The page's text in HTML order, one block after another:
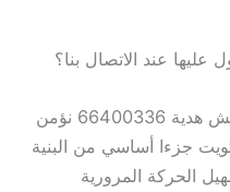
عند الاتصال بنا؟
من خلال الاتصال بنا على رقم ونش هدية 66400336 نؤمن
جزءا أساسي من البنية
الحركة المرورية